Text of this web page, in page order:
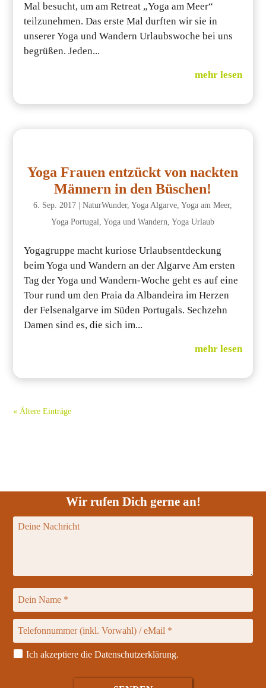
Mal besucht, um am Retreat „Yoga am Meer“
teilzunehmen. Das erste Mal durften wir sie in
unserer Yoga und Wandern Urlaubswoche bei uns
begrüßen. Jeden...
mehr lesen
Yoga Frauen entzückt von nackten
Männern in den Büschen!
6. Sep. 2017 |NaturWunder,Yoga Algarve,Yoga am Meer,
Yoga Portugal,Yoga und Wandern,Yoga Urlaub
Yogagruppe macht kuriose Urlaubsentdeckung
beim Yoga und Wandern an der Algarve Am ersten
Tag der Yoga und Wandern-Woche geht es auf eine
Tour rund um den Praia da Albandeira im Herzen
der Felsenalgarve im Süden Portugals. Sechzehn
Damen sind es, die sich im...
mehr lesen
« Ältere Einträge
Wir rufen Dich gerne an!
Ich akzeptiere dieDatenschutzerklärung.